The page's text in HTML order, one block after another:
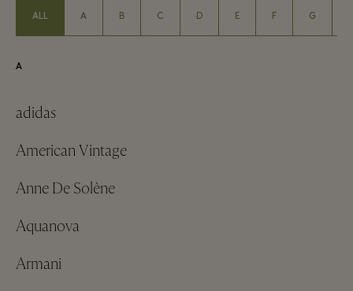
ALL A B C D E F G
A
adidas
American Vintage
Anne De Solène
Aquanova
Armani